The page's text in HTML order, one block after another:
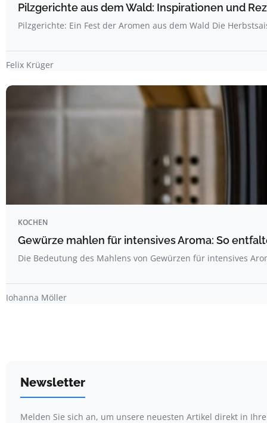
Pilzgerichte aus dem Wald: Inspirationen und
Pilzgerichte: Ein Fest der Aromen aus dem Wald Die
Felix Krüger
KOCHEN
Gewürze mahlen für intensives Aroma: So
Die Bedeutung des Mahlens von Gewürzen für intensives
Johanna Möller
Newsletter
Melden Sie sich an, um unsere neuesten Artikel direkt in